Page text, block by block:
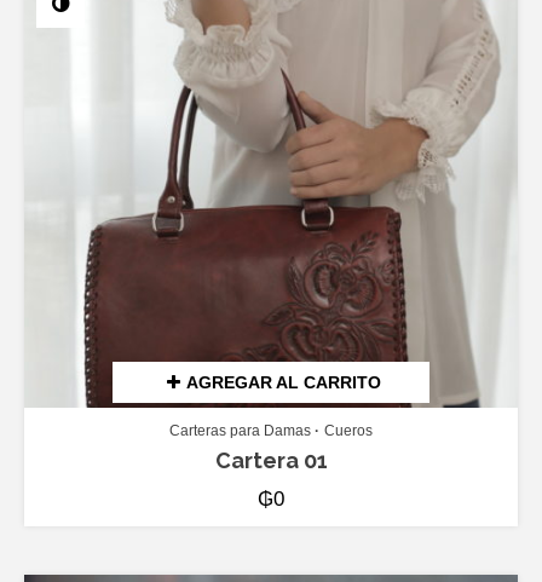
AGREGAR AL CARRITO
Carteras para Damas Cueros
Cartera 01
₲0